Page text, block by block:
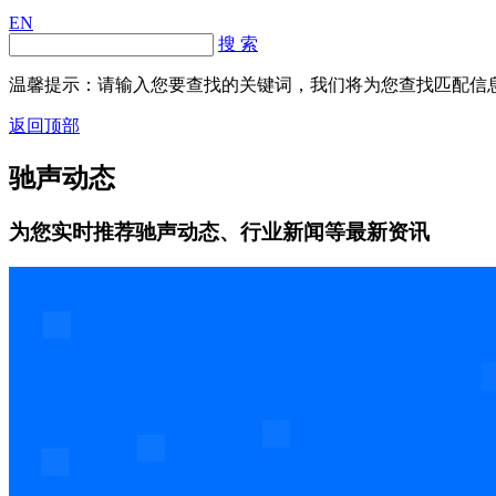
EN
搜 索
温馨提示：请输入您要查找的关键词，我们将为您查找匹配信
返回顶部
驰声动态
为您实时推荐驰声动态、行业新闻等最新资讯